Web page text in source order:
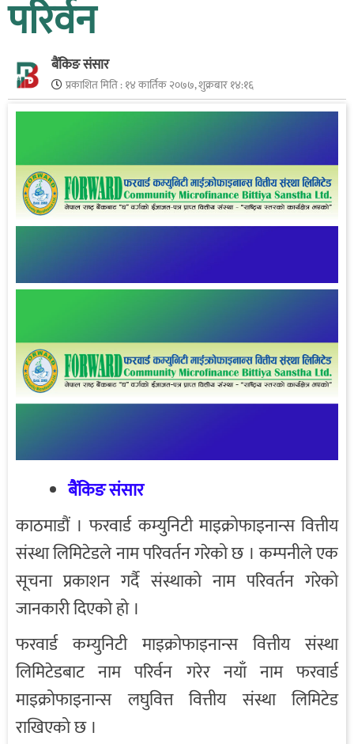
परिर्वन
बैंकिङ संसार
प्रकाशित मिति :१४ कार्तिक २०७७, शुक्रबार १४:१६
बैंकिङ संसार
काठमाडौं । फरवार्ड कम्युनिटी माइक्रोफाइनान्स वित्तीय
संस्था लिमिटेडले नाम परिवर्तन गरेको छ । कम्पनीले एक
सूचना प्रकाशन गर्दै संस्थाको नाम परिवर्तन गरेको
जानकारी दिएको हो ।
फरवार्ड कम्युनिटी माइक्रोफाइनान्स वित्तीय संस्था
लिमिटेडबाट नाम परिर्वन गरेर नयाँ नाम फरवार्ड
माइक्रोफाइनान्स लघुवित्त वित्तीय संस्था लिमिटेड
राखिएको छ ।